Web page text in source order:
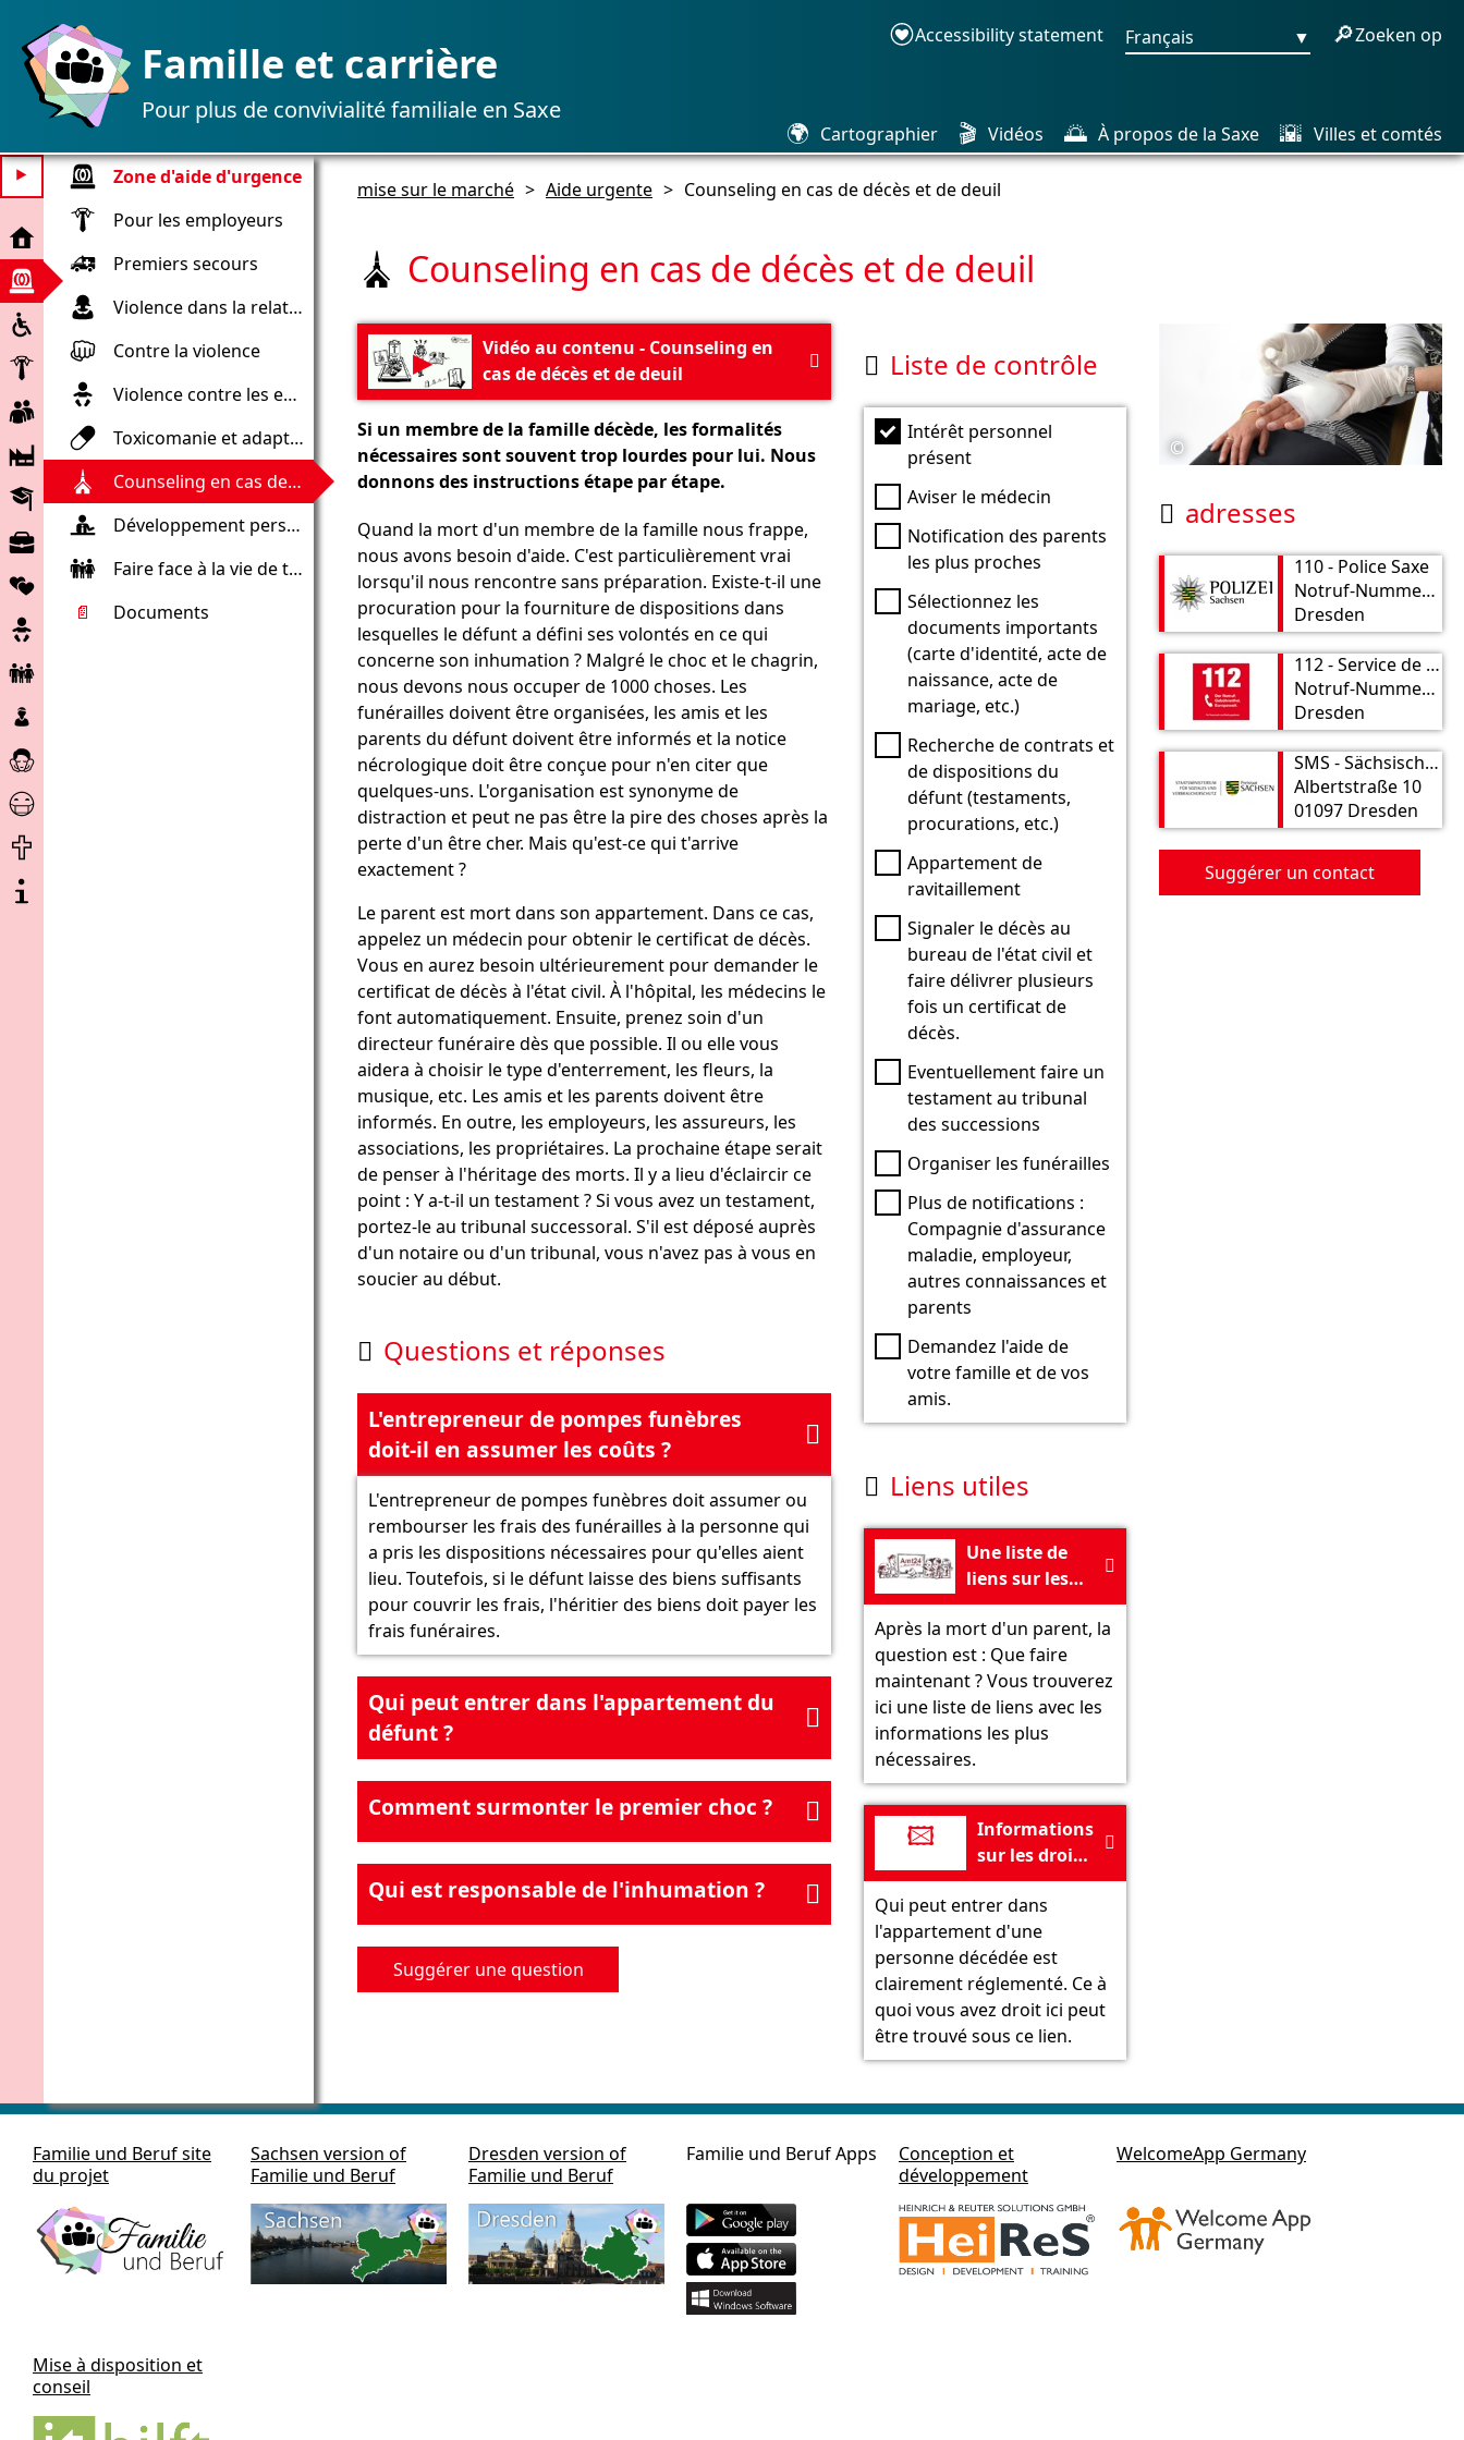
Famille et carrière
Pour plus de convivialité familiale en Saxe
Accessibility statement Français ▼ 🔎Zoeken op
🌍 Cartographier 🎬 Vidéos 🌅 À propos de la Saxe 🌇 Villes et comtés
⯈
mise
sur
le
marché
Aide
urgente
Zone d'aide d'urgence
Pour les employeurs
Premiers secours
Violence dans la relation
Contre la violence
Violence contre les enfants
Toxicomanie et adaptation à la toxicomanie
Counseling en cas de décès et de deuil
Développement personnel
Faire face à la vie de tous les jours
📄
Documents
Inclusion
Employeur
Employé
Société
et
Éducation
Marché
du
travail
Partenariats
Grossesse
Enfant
et
famille
Enfants
et
mineurs
Soins
et
assistance
Aide
Corona
Fin
de
vie
propos
mise sur le marché > Aide urgente > Counseling en cas de décès et de deuil
Counseling en cas de décès et de deuil
▶
Vidéo au contenu - Counseling en
cas de décès et de deuil

Si un membre de la famille décède, les formalités
nécessaires sont souvent trop lourdes pour lui. Nous
donnons des instructions étape par étape.
Quand la mort d'un membre de la famille nous frappe,
nous avons besoin d'aide. C'est particulièrement vrai
lorsqu'il nous rencontre sans préparation. Existe-t-il une
procuration pour la fourniture de dispositions dans
lesquelles le défunt a défini ses volontés en ce qui
concerne son inhumation ? Malgré le choc et le chagrin,
nous devons nous occuper de 1000 choses. Les
funérailles doivent être organisées, les amis et les
parents du défunt doivent être informés et la notice
nécrologique doit être conçue pour n'en citer que
quelques-uns. L'organisation est synonyme de
distraction et peut ne pas être la pire des choses après la
perte d'un être cher. Mais qu'est-ce qui t'arrive
exactement ?
Le parent est mort dans son appartement. Dans ce cas,
appelez un médecin pour obtenir le certificat de décès.
Vous en aurez besoin ultérieurement pour demander le
certificat de décès à l'état civil. À l'hôpital, les médecins le
font automatiquement. Ensuite, prenez soin d'un
directeur funéraire dès que possible. Il ou elle vous
aidera à choisir le type d'enterrement, les fleurs, la
musique, etc. Les amis et les parents doivent être
informés. En outre, les employeurs, les assureurs, les
associations, les propriétaires. La prochaine étape serait
de penser à l'héritage des morts. Il y a lieu d'éclaircir ce
point : Y a-t-il un testament ? Si vous avez un testament,
portez-le au tribunal successoral. S'il est déposé auprès
d'un notaire ou d'un tribunal, vous n'avez pas à vous en
soucier au début.
 Questions et réponses
L'entrepreneur de pompes funèbres
doit-il en assumer les coûts ?

L'entrepreneur de pompes funèbres doit assumer ou
rembourser les frais des funérailles à la personne qui
a pris les dispositions nécessaires pour qu'elles aient
lieu. Toutefois, si le défunt laisse des biens suffisants
pour couvrir les frais, l'héritier des biens doit payer les
frais funéraires.
Qui peut entrer dans l'appartement du
défunt ?

Comment surmonter le premier choc ? 
Qui est responsable de l'inhumation ? 
Suggérer une question
 Liste de contrôle
Intérêt personnel
présent
Aviser le médecin
Notification des parents
les plus proches
Sélectionnez les
documents importants
(carte d'identité, acte de
naissance, acte de
mariage, etc.)
Recherche de contrats et
de dispositions du
défunt (testaments,
procurations, etc.)
Appartement de
ravitaillement
Signaler le décès au
bureau de l'état civil et
faire délivrer plusieurs
fois un certificat de
décès.
Eventuellement faire un
testament au tribunal
des successions
Organiser les funérailles
Plus de notifications :
Compagnie d'assurance
maladie, employeur,
autres connaissances et
parents
Demandez l'aide de
votre famille et de vos
amis.
 Liens utiles
Une liste de
liens sur les
étapes les plus
nécessaires
après le décès
d'un parent -
Amt 24

Après la mort d'un parent, la
question est : Que faire
maintenant ? Vous trouverez
ici une liste de liens avec les
informations les plus
nécessaires.
🖾
Informations
sur les droits
au logement
du défunt -
Guide du
droit
successoral

Qui peut entrer dans
l'appartement d'une
personne décédée est
clairement réglementé. Ce à
quoi vous avez droit ici peut
être trouvé sous ce lien.
©
 adresses
110 - Police Saxe
Notruf-Nummer: 110
Dresden
112 - Service de secours
Notruf-Nummer: 112
Dresden
SMS - Sächsisches Ministerium für Soziales und Verbraucherschutz
Albertstraße 10
01097 Dresden
Suggérer un contact
Familie und Beruf site
du projet
Sachsen version of
Familie und Beruf
Dresden version of
Familie und Beruf
Familie und Beruf Apps
Conception et
développement
WelcomeApp Germany
Mise à disposition et
conseil